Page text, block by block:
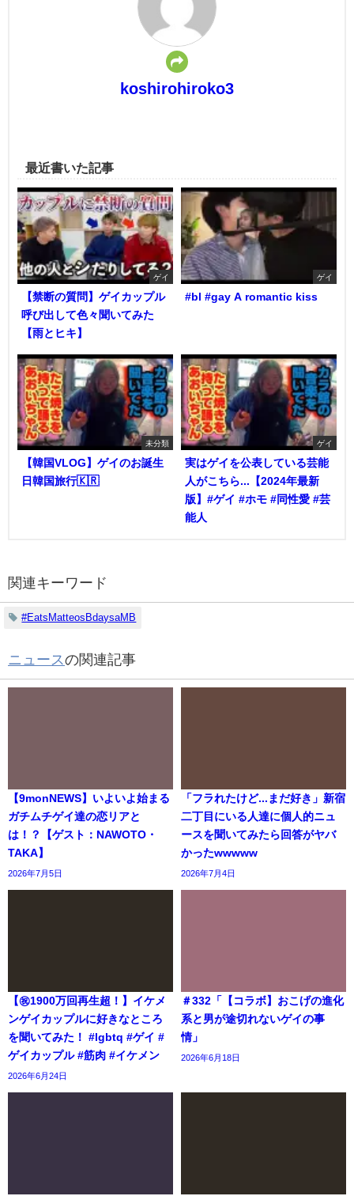
koshirohiroko3
最近書いた記事
ゲイ
【禁断の質問】ゲイカップル
呼び出して色々聞いてみた
【雨とヒキ】
ゲイ
#bl #gay A romantic kiss
未分類
【韓国VLOG】ゲイのお誕生
日韓国旅行🇰🇷
ゲイ
実はゲイを公表している芸能
人がこちら...【2024年最新
版】#ゲイ #ホモ #同性愛 #芸
能人
関連キーワード
#EatsMatteosBdaysaMB
ニュースの関連記事
【9monNEWS】いよいよ始まる
ガチムチゲイ達の恋リアと
は！？【ゲスト：NAWOTO・
TAKA】
2026年7月5日
「フラれたけど...まだ好き」新宿
二丁目にいる人達に個人的ニュ
ースを聞いてみたら回答がヤバ
かったwwwww
2026年7月4日
【㊗️1900万回再生超！】イケメ
ンゲイカップルに好きなところ
を聞いてみた！ #lgbtq #ゲイ #
ゲイカップル #筋肉 #イケメン
2026年6月24日
＃332「【コラボ】おこげの進化
系と男が途切れないゲイの事
情」
2026年6月18日